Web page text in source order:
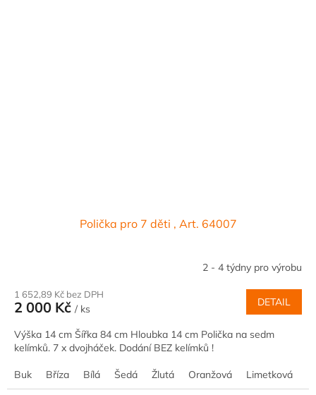
Polička pro 7 děti , Art. 64007
2 - 4 týdny pro výrobu
1 652,89 Kč bez DPH
2 000 Kč / ks
DETAIL
Výška 14 cm Šířka 84 cm Hloubka 14 cm Polička na sedm
kelímků. 7 x dvojháček. Dodání BEZ kelímků !
Buk Bříza Bílá Šedá Žlutá Oranžová Limetková